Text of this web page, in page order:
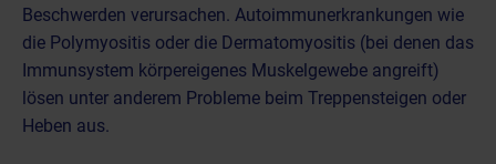
Beschwerden verursachen. Autoimmunerkrankungen wie
die Polymyositis oder die Dermatomyositis (bei denen das
Immunsystem körpereigenes Muskelgewebe angreift)
lösen unter anderem Probleme beim Treppensteigen oder
Heben aus.